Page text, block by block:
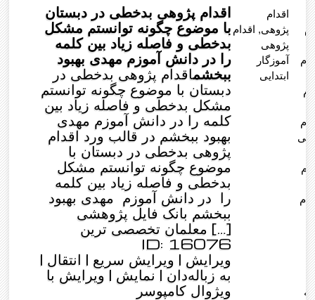
“اقدام پژوهی بدخطی در دبستان با موضوع چگونه
توانستم مشکل بدخطی و فاصله زیاد بین کلمه را در
دانش آموزم مهدی بهبود ببخشم” قفل است
اقدام پژوهی بدخطی در دبستان
با موضوع چگونه توانستم مشکل
بدخطی و فاصله زیاد بین کلمه
را در دانش آموزم مهدی بهبود
ببخشماقدام پژوهی بدخطی در
دبستان با موضوع چگونه توانستم
مشکل بدخطی و فاصله زیاد بین
کلمه را در دانش آموزم مهدی
بهبود ببخشم در قالب ورد اقدام
پژوهی بدخطی در دبستان با
موضوع چگونه توانستم مشکل
بدخطی و فاصله زیاد بین کلمه
را در دانش آموزم مهدی بهبود
ببخشم بانک فایل پژوهشی
معلمان تخصصی ترین […]
ID: 16076
| ویرایش | ویرایش سریع | انتقال
به زباله‌دان |نمایش |ویرایش با
ویژوال کامپوسر
اقدام
پژوهی, اقدام
پژوهی
آموزگار
ابتدایی